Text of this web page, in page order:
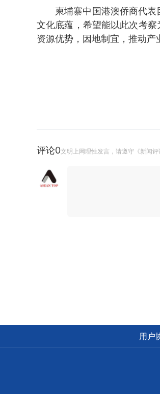
柬埔寨中国港澳侨商代
文化底蕴，希望能以此次考
资源优势，因地制宜，推动产
评论0文明上网理性发言，请遵守《新闻评
用户